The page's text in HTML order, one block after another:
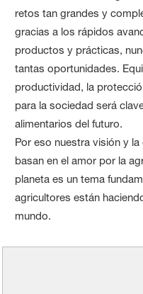
retos tan grandes y
gracias a los rápidos
productos y prácticas,
tantas oportunidades.
productividad, la
para la sociedad será
alimentarios del futuro.
Por eso nuestra visión y
basan en el amor por la
planeta es un tema
agricultores están
mundo.